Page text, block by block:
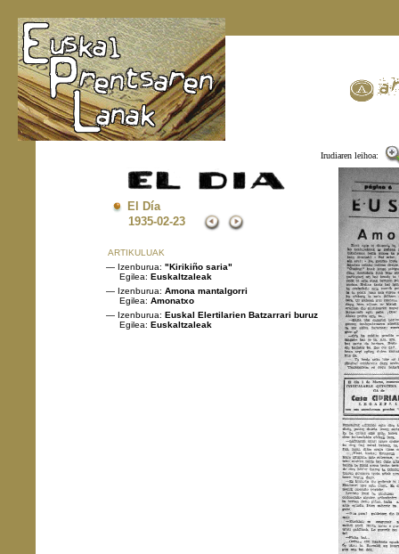
Irudiaren leihoa:
El Día
1935-02-23
ARTIKULUAK
— Izenburua: "Kirikiño saria"
Egilea: Euskaltzaleak
— Izenburua: Amona mantalgorri
Egilea: Amonatxo
— Izenburua: Euskal Elertilarien Batzarrari buruz
Egilea: Euskaltzaleak